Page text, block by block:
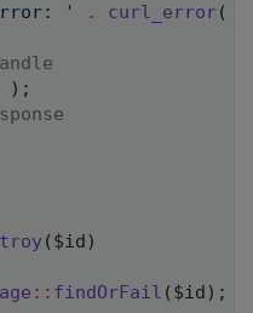
' . curl_error(
) ;
( $id )
:: findOrFail ( $id ) ;